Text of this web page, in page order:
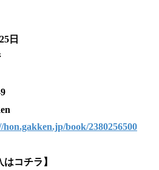
日
hon.gakken.jp/book/2380256500
コチラ】